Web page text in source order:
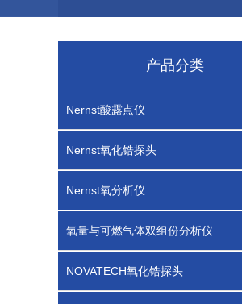
产品分类
Nernst酸露点仪
Nernst氧化锆探头
Nernst氧分析仪
氧量与可燃气体双组份分析仪
NOVATECH氧化锆探头